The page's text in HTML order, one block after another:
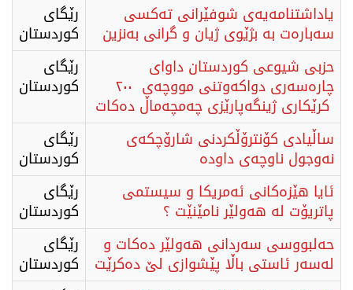
یاداشتنامەیەی شوفێرانی تەكسی
سەبارەت بە بژێوی ژیان و گرانی بەنزین
رێگای
كوردستان
حزبی شیوعی کوردستان داوای
چارەسەری دواکەوتنی مووچەی ۲۰۰
کرێکاری ژینگەپارێزی چەمچەماڵ دەکات
رێگای
كوردستان
ساڵیادی کۆنترۆڵکردنی شارۆچکەی
نەوجول ناوچەی داودە
رێگای
كوردستان
ئایا هێزەكانی ئەمریكا و سیستمی
پاتریۆت لە هەولێر نامێنێت ؟
رێگای
كوردستان
حەلبووسی سەردانی هەولێر دەکات و
لەسەر ئاستی باڵا پێشوازی لێ دەکرێت
رێگای
كوردستان